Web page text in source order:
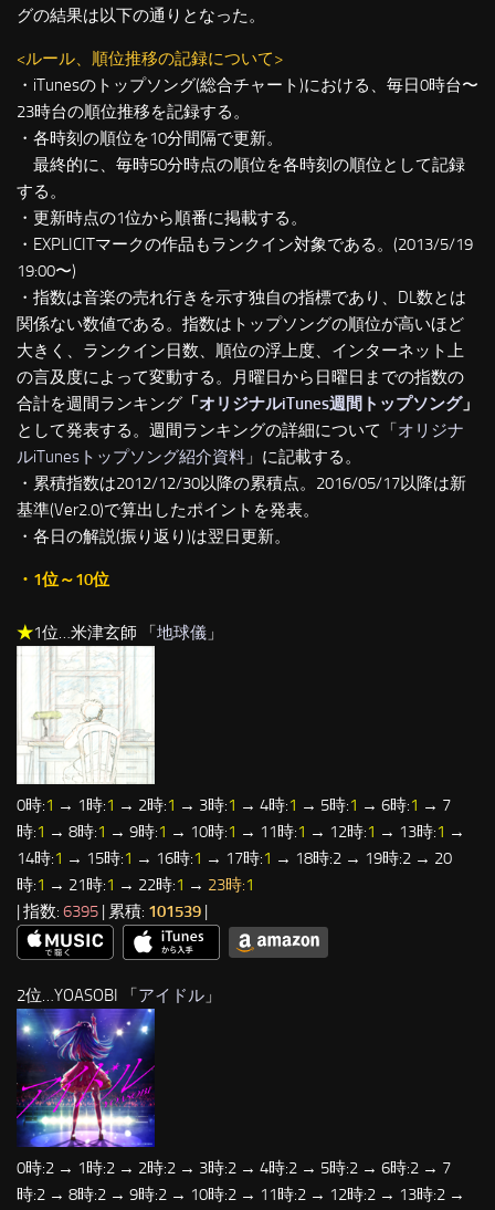
グの結果は以下の通りとなった。
<ルール、順位推移の記録について>
・iTunesのトップソング(総合チャート)における、毎日0時台〜
23時台の順位推移を記録する。
・各時刻の順位を10分間隔で更新。
最終的に、毎時50分時点の順位を各時刻の順位として記録
する。
・更新時点の1位から順番に掲載する。
・EXPLICITマークの作品もランクイン対象である。(2013/5/19
19:00〜)
・指数は音楽の売れ行きを示す独自の指標であり、DL数とは
関係ない数値である。指数はトップソングの順位が高いほど
大きく、ランクイン日数、順位の浮上度、インターネット上
の言及度によって変動する。月曜日から日曜日までの指数の
合計を週間ランキング 「オリジナルiTunes週間トップソング」
として発表する。週間ランキングの詳細について「オリジナ
ルiTunesトップソング紹介資料 」に記載する。
・累積指数は2012/12/30以降の累積点。2016/05/17以降は新
基準(Ver2.0)で算出したポイントを発表。
・各日の解説(振り返り)は翌日更新。
・1位～10位
★1位…米津玄師 「地球儀 」
0時:1 → 1時:1 → 2時:1 → 3時:1 → 4時:1 → 5時:1 → 6時:1 → 7
時:1 → 8時:1 → 9時:1 → 10時:1 → 11時:1 → 12時:1 → 13時:1 →
14時:1 → 15時:1 → 16時:1 → 17時:1 → 18時:2 → 19時:2 → 20
時:1 → 21時:1 → 22時:1 → 23時:1
| 指数: 6395 | 累積: 101539 |
2位…YOASOBI 「アイドル 」
0時:2 → 1時:2 → 2時:2 → 3時:2 → 4時:2 → 5時:2 → 6時:2 → 7
時:2 → 8時:2 → 9時:2 → 10時:2 → 11時:2 → 12時:2 → 13時:2 →